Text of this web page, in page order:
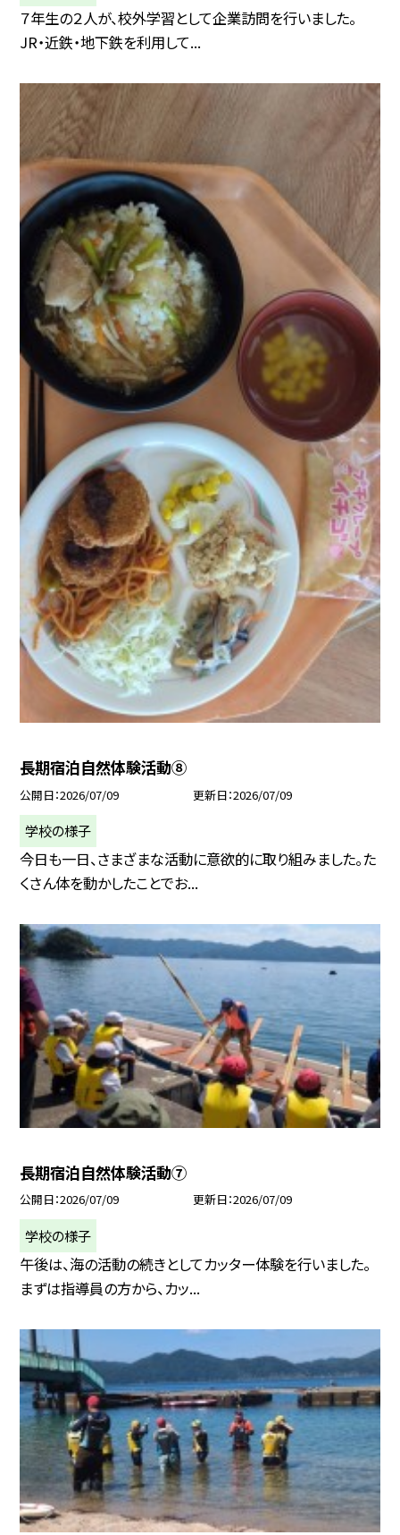
７年生の２人が、校外学習として企業訪問を行いました。
JR・近鉄・地下鉄を利用して...
長期宿泊自然体験活動⑧
公開日 2026/07/09 更新日 2026/07/09
学校の様子
今日も一日、さまざまな活動に意欲的に取り組みました。た
くさん体を動かしたことでお...
長期宿泊自然体験活動⑦
公開日 2026/07/09 更新日 2026/07/09
学校の様子
午後は、海の活動の続きとしてカッター体験を行いました。
まずは指導員の方から、カッ...